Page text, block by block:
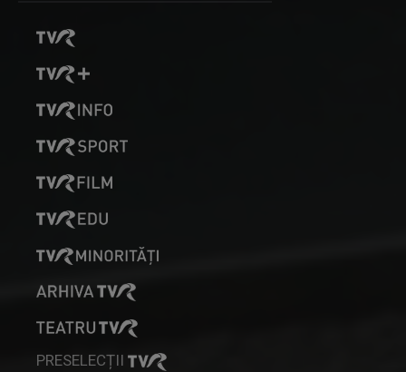
PRESELECȚII